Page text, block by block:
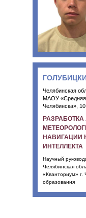
Челябинская
МАОУ «Средняя
Челябинска», 10
НАВИГАЦИИ
ИНТЕЛЛЕКТА
Научный
Челябинская
«Кванториум» г.
образования